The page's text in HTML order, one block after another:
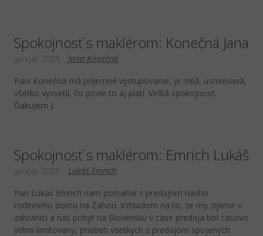
Spokojnosť s maklérom: Konečná Jana
Jana Konečná
január 2025
Pani Konečná má príjemné vystupovanie, je milá, usmievavá,
všetko vysvetlí, čo povie to aj platí. Veľká spokojnosť.
Ďakujem J.
Spokojnosť s maklérom: Emrich Lukáš
Lukáš Emrich
január 2025
Pan Lukas Emrich nam pomahal s predajom nasho
rodinneho domu na Zahori. Vzhladom na to, ze my zijeme v
zahranici a nas pobyt na Slovensku v case predaja bol casovo
velmi limitovany, priebeh vsetkych s predajom spojenych